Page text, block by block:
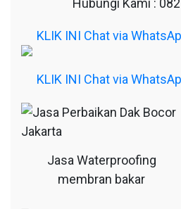
KLIK INI Chat via
KLIK INI Chat via
Jasa Waterproofing
membran bakar